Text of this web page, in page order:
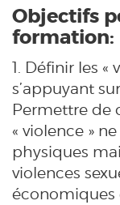
Objectifs
formation:
1. Définir les «
s’appuyant
Permettre de
« violence »
physiques
violences
économiques